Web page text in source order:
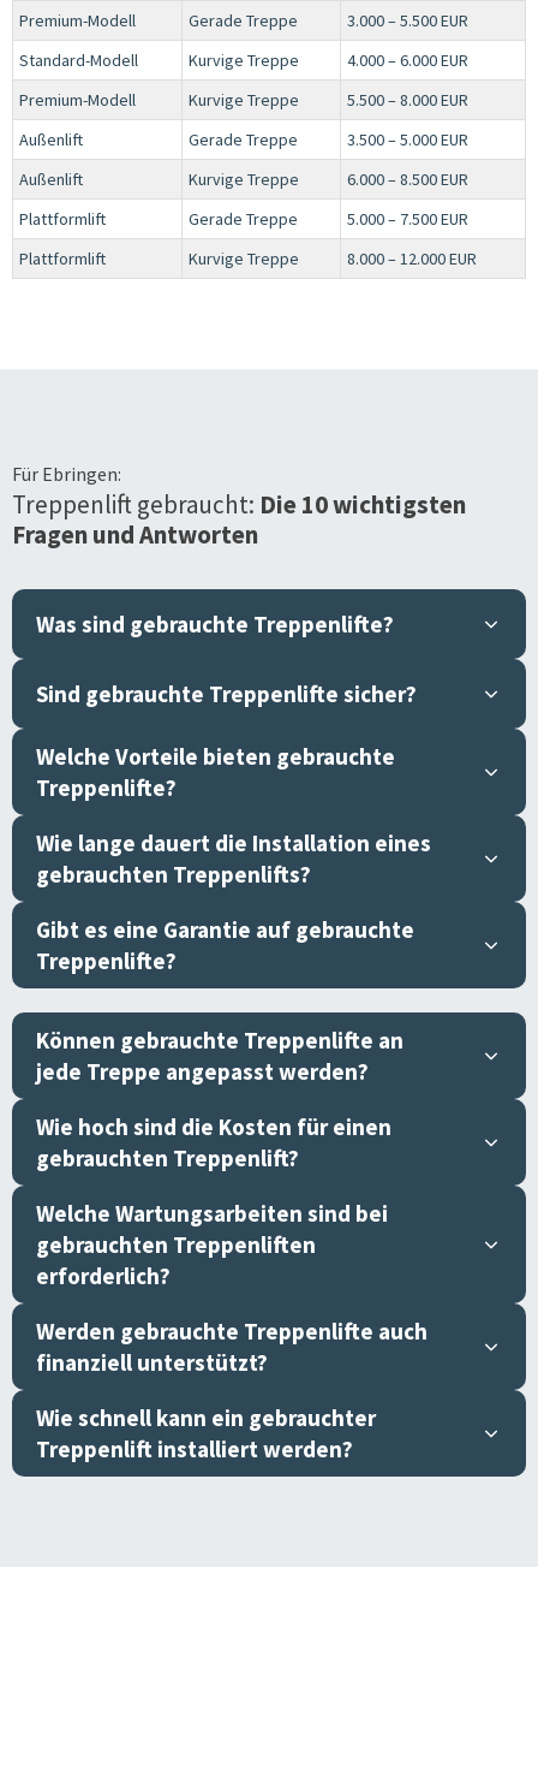
Premium-Modell
Gerade Treppe
3.000 – 5.500 EUR
Standard-Modell
Kurvige Treppe
4.000 – 6.000 EUR
Premium-Modell
Kurvige Treppe
5.500 – 8.000 EUR
Außenlift
Gerade Treppe
3.500 – 5.000 EUR
Außenlift
Kurvige Treppe
6.000 – 8.500 EUR
Plattformlift
Gerade Treppe
5.000 – 7.500 EUR
Plattformlift
Kurvige Treppe 8.000 – 12.000 EUR
Für Ebringen:
Treppenlift gebraucht: Die 10 wichtigsten
Fragen und Antworten
Was sind gebrauchte Treppenlifte?
Sind gebrauchte Treppenlifte sicher?
Welche Vorteile bieten gebrauchte
Treppenlifte?
Wie lange dauert die Installation eines
gebrauchten Treppenlifts?
Gibt es eine Garantie auf gebrauchte
Treppenlifte?
Können gebrauchte Treppenlifte an
jede Treppe angepasst werden?
Wie hoch sind die Kosten für einen
gebrauchten Treppenlift?
Welche Wartungsarbeiten sind bei
gebrauchten Treppenliften
erforderlich?
Werden gebrauchte Treppenlifte auch
finanziell unterstützt?
Wie schnell kann ein gebrauchter
Treppenlift installiert werden?